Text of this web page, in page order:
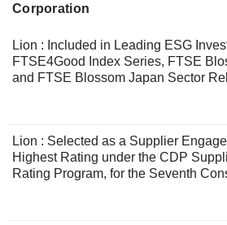
Corporation
Lion : Included in Leading ESG
FTSE4Good Index Series, FTSE
and FTSE Blossom Japan Sector
Lion : Selected as a Supplier
Highest Rating under the CDP
Rating Program, for the Seventh